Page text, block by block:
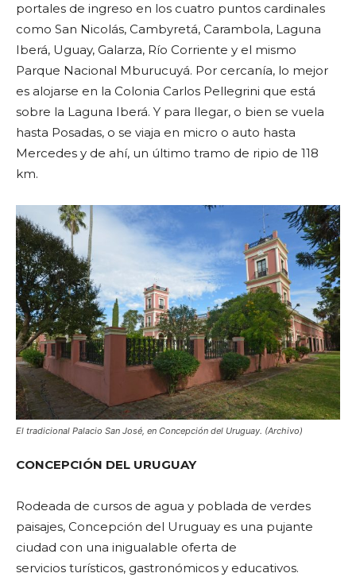
portales de ingreso en los cuatro puntos cardinales
como San Nicolás, Cambyretá, Carambola, Laguna
Iberá, Uguay, Galarza, Río Corriente y el mismo
Parque Nacional Mburucuyá. Por cercanía, lo mejor
es alojarse en la Colonia Carlos Pellegrini que está
sobre la Laguna Iberá. Y para llegar, o bien se vuela
hasta Posadas, o se viaja en micro o auto hasta
Mercedes y de ahí, un último tramo de ripio de 118
km.
El tradicional Palacio San José, en Concepción del Uruguay. (Archivo)
CONCEPCIÓN DEL URUGUAY
Rodeada de cursos de agua y poblada de verdes
paisajes, Concepción del Uruguay es una pujante
ciudad con una inigualable oferta de
servicios turísticos, gastronómicos y educativos.